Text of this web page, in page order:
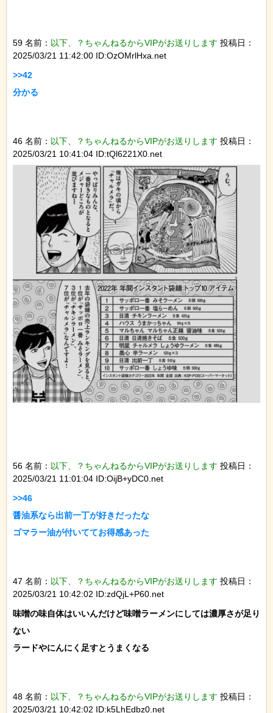
59 名前： 以下、？ちゃんねるからVIPがお送りします 投稿日：
2025/03/21 11:42:00 ID:OzOMrlHxa.net
>>42
分かる
46 名前： 以下、？ちゃんねるからVIPがお送りします 投稿日：
2025/03/21 10:41:04 ID:tQl6221X0.net
56 名前： 以下、？ちゃんねるからVIPがお送りします 投稿日：
2025/03/21 11:01:04 ID:OijB+yDC0.net
>>46
醤油系なら出前一丁が好きだったな
ゴマラー油が付いててお得感あった
47 名前： 以下、？ちゃんねるからVIPがお送りします 投稿日：
2025/03/21 10:42:02 ID:zdQjL+P60.net
味噌の味自体はいいんだけど味噌ラーメンにしては濃厚さが足り
ない
ラードやにんにく足すとうまくなる
48 名前： 以下、？ちゃんねるからVIPがお送りします 投稿日：
2025/03/21 10:42:02 ID:k5LhEdbz0.net